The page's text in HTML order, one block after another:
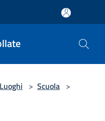
Luoghi > Scuola >